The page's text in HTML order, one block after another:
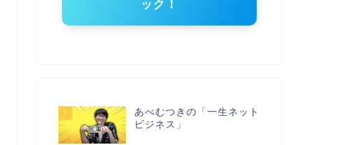
ック！
1
あべむつきの「一生ネット
ビジネス」